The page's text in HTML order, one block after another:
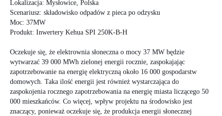
Lokalizacja: Mysłowice, Polska
Scenariusz: składowisko odpadów z pieca po odzysku
Moc: 37MW
Produkt: Inwertery Kehua SPI 250K-B-H
Oczekuje się, że elektrownia słoneczna o mocy 37 MW będzie
wytwarzać 39 000 MWh zielonej energii rocznie, zaspokajając
zapotrzebowanie na energię elektryczną około 16 000 gospodarstw
domowych. Taka ilość energii jest również wystarczająca do
zaspokojenia rocznego zapotrzebowania na energię miasta liczącego 50
000 mieszkańców. Co więcej, wpływ projektu na środowisko jest
znaczący, ponieważ oczekuje się, że produkcja energii słonecznej